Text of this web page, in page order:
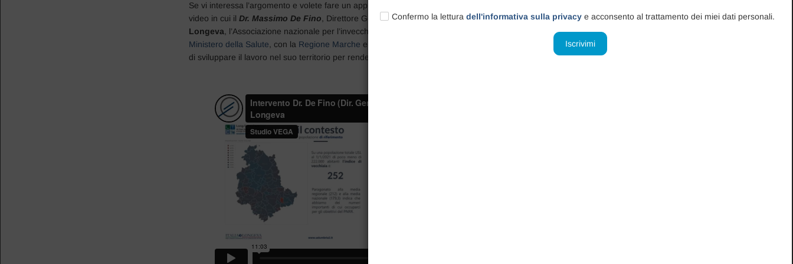
Confermo la lettura dell'informativa sulla privacy e acconsento al trattamento dei miei dati personali.
Se vi interessa l’argomento e volete fare un approfondimento, vi consigliamo di guardare questo
video in cui il Dr. Massimo De Fino , Direttore Generale USL Umbria 2 , al congresso diItalia
Longeva , l’Associazione nazionale per l’invecchiamento e la longevità attiva, istituita nel 2011 dal
Ministero della Salute , con la Regione Marche e l’
di sviluppare il lavoro nel suo territorio per rendere operativi gli obiettivi del PNRR e di Agenas.